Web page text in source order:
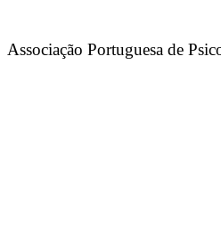
Associação Portuguesa de